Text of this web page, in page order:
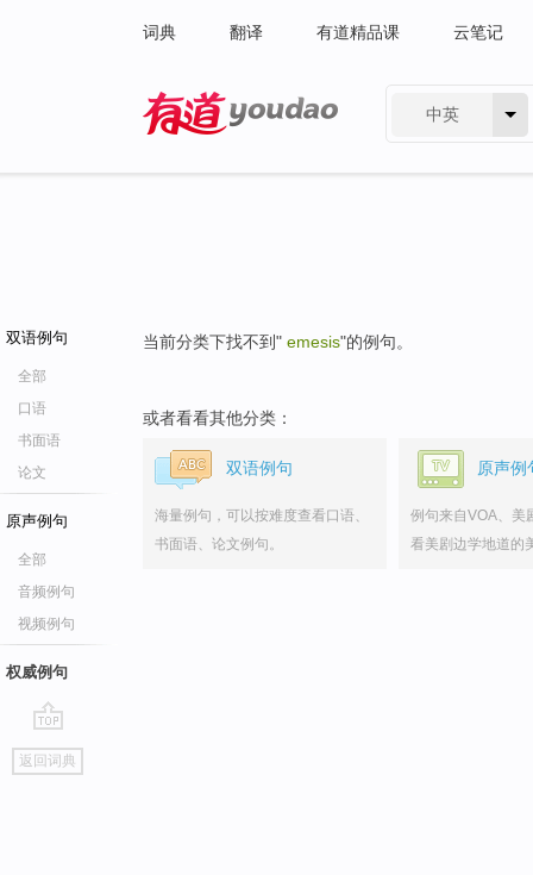
词典 翻译 有道精品课 云笔记
中英
双语例句
全部
口语
书面语
论文
原声例句
全部
音频例句
视频例句
权威例句
go
top
返回词典
当前分类下找不到" emesis"的例句。
或者看看其他分类：
双语例句
海量例句，可以按难度查看口语、
书面语、论文例句。
原声例
例句来自VOA、美
看美剧边学地道的